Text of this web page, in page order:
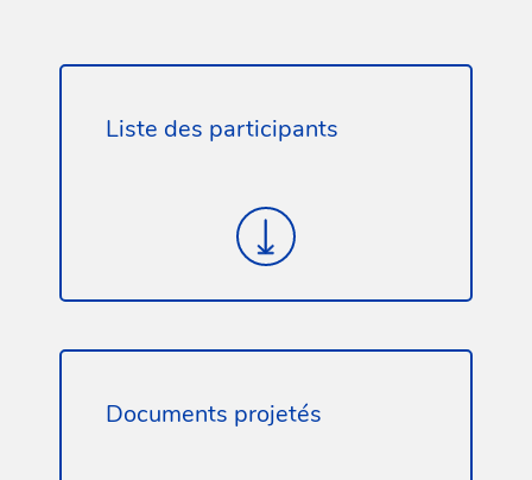
Liste des participants
Documents projetés